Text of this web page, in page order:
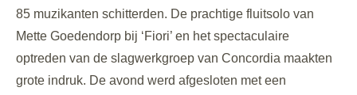
85 muzikanten schitterden. De prachtige fluitsolo van
Mette Goedendorp bij ‘Fiori’ en het spectaculaire
optreden van de slagwerkgroep van Concordia maakten
grote indruk. De avond werd afgesloten met een